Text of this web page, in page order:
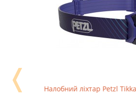
Налобний ліхтар Petzl Tikka
❬